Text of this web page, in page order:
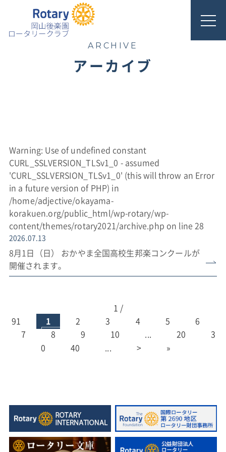
ARCHIVE
アーカイブ
Warning: Use of undefined constant
CURL_SSLVERSION_TLSv1_0 - assumed
'CURL_SSLVERSION_TLSv1_0' (this will throw an Error
in a future version of PHP) in
/home/adjective/okayama-
korakuen.org/public_html/wp-rotary/wp-
content/themes/rotary2021/archive.php on line 28
2026.07.13
8月1日（日） おかやま全国高校生邦楽コンクールが
開催されます。
1 /
91
1 2 3 4 5
6
7
8 9 10 ... 20
3
0
40 > »